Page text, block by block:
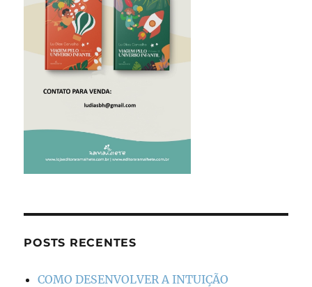
POSTS RECENTES
COMO DESENVOLVER A INTUIÇÃO